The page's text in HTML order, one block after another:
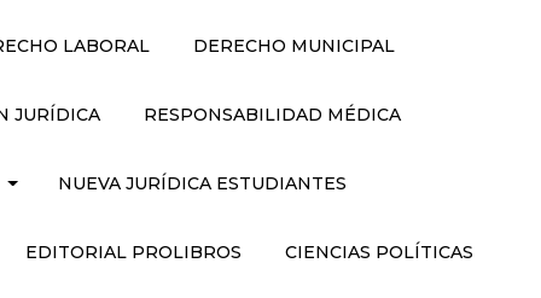
LABORAL DERECHO MUNICIPAL
JURÍDICA RESPONSABILIDAD MÉDICA
NUEVA JURÍDICA ESTUDIANTES
EDITORIAL PROLIBROS CIENCIAS POLÍTICAS